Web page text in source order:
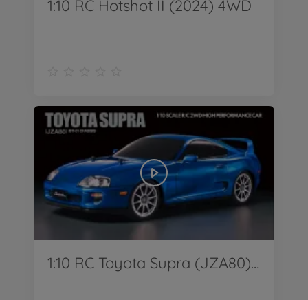
1:10 RC Hotshot II (2024) 4WD
1:10 RC Toyota Supra (JZA80) BT-01 2WD